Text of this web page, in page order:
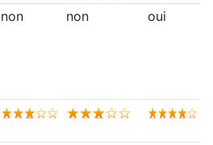
non non oui